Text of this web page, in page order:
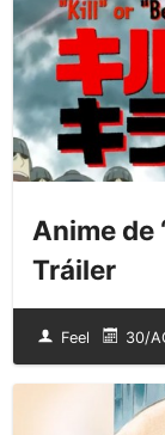
Anime de
Tráiler
Feel 30/